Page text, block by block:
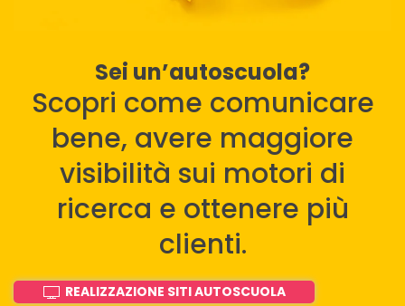
Sei un’autoscuola?
Scopri come comunicare
bene, avere maggiore
visibilità sui motori di
ricerca e ottenere più
clienti.
REALIZZAZIONE SITI AUTOSCUOLA